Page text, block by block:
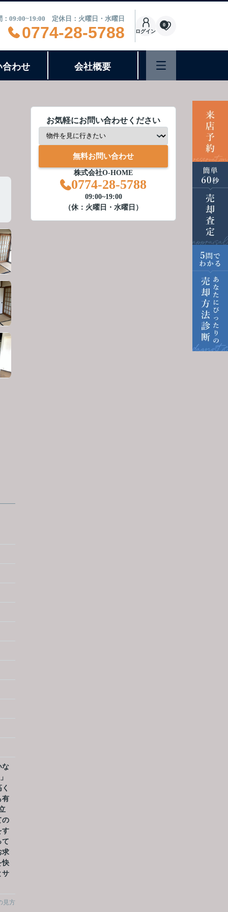
：09:00~19:00 定休日：火曜日・水曜日
0774-28-5788 ログイン
0
合わせ 会社概要
な
有
の
す
て
求
快
サ
見方
お気軽にお問い合わせください
無料お問い合わせ
株式会社O-HOME
0774-28-5788
09:00~19:00
（休：火曜日・水曜日）